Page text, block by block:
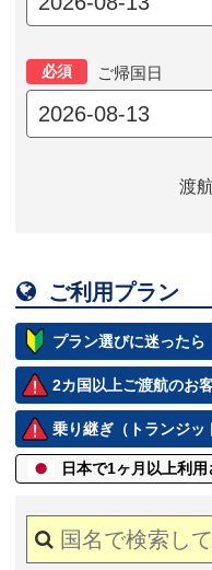
必須 ご帰国日
渡
 ご利用プラン
プラン選びに迷ったら
2カ国以上ご渡航のお
乗り継ぎ（トランジッ
日本で1ヶ月以上利用